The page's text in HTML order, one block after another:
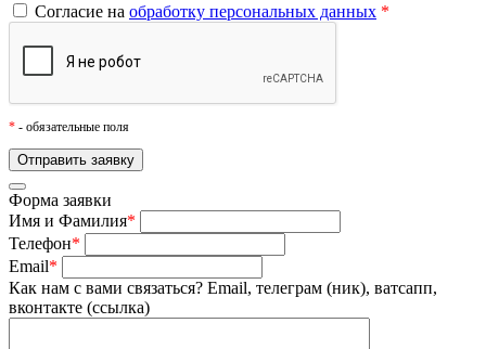
Согласие на обработку персональных данных *
* - обязательные поля
Форма заявки
Имя и Фамилия*
Телефон*
Email*
Как нам с вами связаться? Email, телеграм (ник), ватсапп,
вконтакте (ссылка)